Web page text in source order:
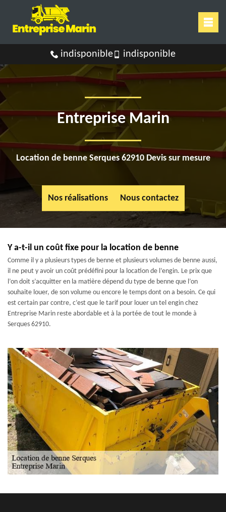
indisponible indisponible
Entreprise Marin
Location de benne Serques 62910 Devis sur mesure
Nos réalisations Nous contactez
Y a-t-il un coût fixe pour la location de benne
Comme il y a plusieurs types de benne et plusieurs volumes de benne aussi,
il ne peut y avoir un coût prédéfini pour la location de l’engin. Le prix que
l’on doit s’acquitter en la matière dépend du type de benne que l’on
souhaite louer, de son volume ou encore le temps dont on a besoin. Ce qui
est certain par contre, c’est que le tarif pour louer un tel engin chez
Entreprise Marin reste abordable et à la portée de tout le monde à
Serques 62910.